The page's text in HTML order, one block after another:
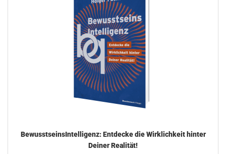
Be­wusst­seins­In­tel­li­genz: Ent­de­cke die Wirk­lich­keit hin­ter
Dei­ner Rea­li­tät!